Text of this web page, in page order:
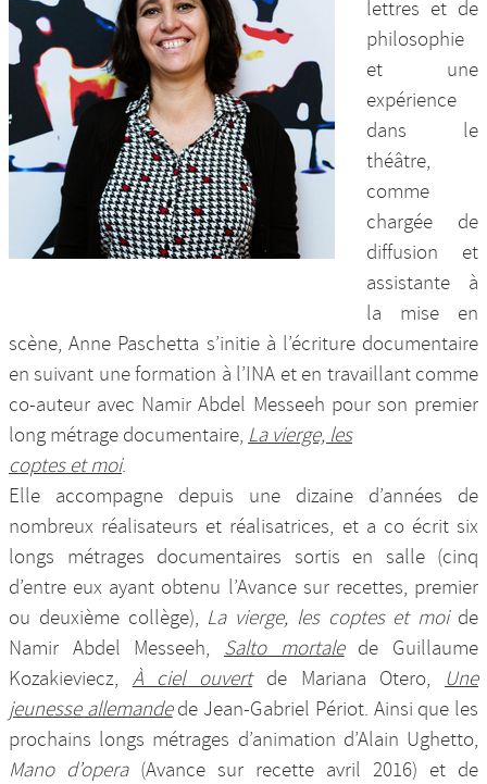
Nos productions et +
lettres et de
philosophie
et une
expérience
dans le
théâtre,
comme
chargée de
diffusion et
assistante à
la mise en
scène, Anne Paschetta s’initie à l’écriture documentaire
en suivant une formation à l’INA et en travaillant comme
co-auteur avec Namir Abdel Messeeh pour son premier
long métrage documentaire, La vierge, les
coptes et moi.
Elle accompagne depuis une dizaine d’années de
nombreux réalisateurs et réalisatrices, et a co écrit six
longs métrages documentaires sortis en salle (cinq
d’entre eux ayant obtenu l’Avance sur recettes, premier
ou deuxième collège), La vierge, les coptes et moi de
Namir Abdel Messeeh, Salto mortalede Guillaume
Kozakieviecz, À ciel ouvert de Mariana Otero, Une
jeunesse allemandede Jean-Gabriel Périot. Ainsi que les
prochains longs métrages d’animation d’Alain Ughetto,
Mano d’opera(Avance sur recette avril 2016) et de